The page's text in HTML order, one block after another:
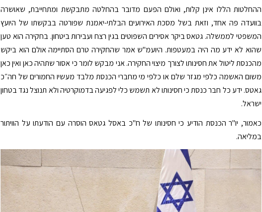
ההחלטות הללו אינן קלות, ואולם הפעם מדובר בהחלטה מתבקשת ומתחייבת, שאושרה
בוועדה פה אחד, וזאת בשל מסכת האירועים הבלתי-יאמנת שפורטה בבקשתו של היועץ
המשפטי לממשלה. גטאס ביקר אסירים השפוטים בגין רצח ועבירות ביטחון. בחקירה הוא טען
שהוא לא ידע מה היה במעטפות. היועמ"ש אמר שהחקירה טרם הסתיימה אולם הוא ביקש
מהכנסת ליטול את חסינותו לצורך מיצוי החקירה. אני מבקש לומר כי אסור שתהיה כאן ואין כאן
משום האשמה כלפי מגזר שלם או כלפי מי מחברי הכנסת מלבד מעשיו החמורים של חה״כ
גאטס. ידע כל חבר כנסת כי חסינותו לא תשמש כלי לפגיעה בדמוקרטיה ולא תנוצל נגד בטחון
ישראל.
כאמור, יו"ר הכנסת הודיע כי חסינותו של ח"כ באסל גטאס הוסרה עם הודעתו על הוויתור
במליאה.